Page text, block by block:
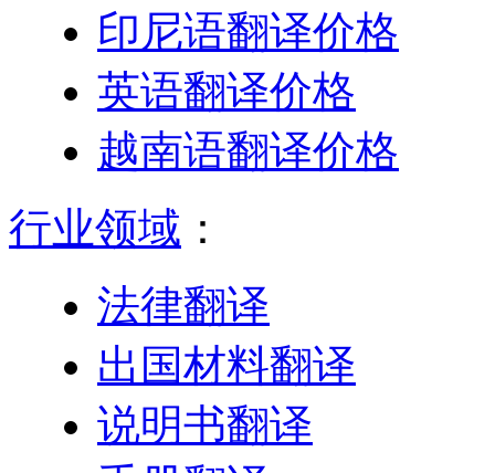
印尼语翻译价格
英语翻译价格
越南语翻译价格
行业领域 ：
法律翻译
出国材料翻译
说明书翻译